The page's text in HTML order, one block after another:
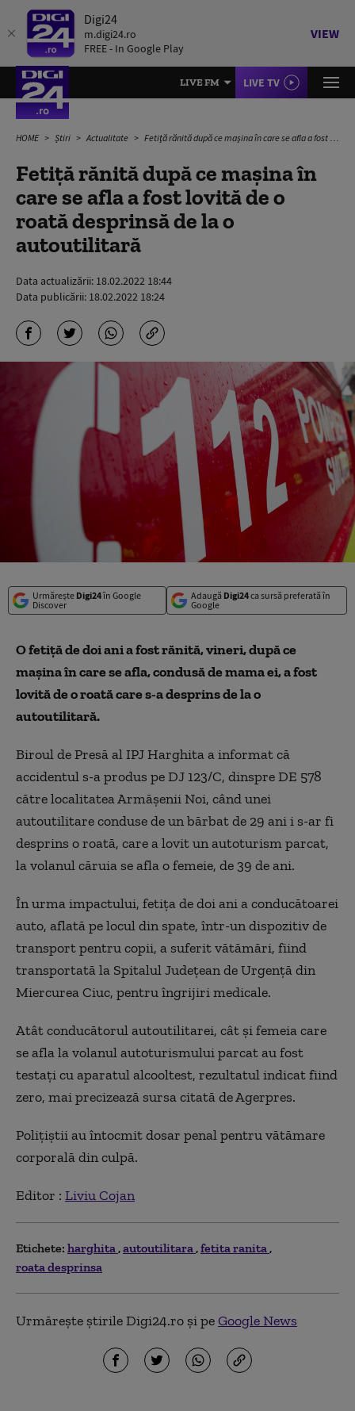
Digi24
m.digi24.ro
FREE - In Google Play
VIEW
LIVE FM LIVE TV
HOME Știri Actualitate Fetiţă rănită după ce maşina în care se afla a fost lovită de o roată desprinsă de la o autoutilitară
Fetiţă rănită după ce maşina în
care se afla a fost lovită de o
roată desprinsă de la o
autoutilitară
Data actualizării: 18.02.2022 18:44
Data publicării: 18.02.2022 18:24
Urmărește Digi24în Google
Discover
Adaugă Digi24ca sursă preferată în
Google
O fetiţă de doi ani a fost rănită, vineri, după ce
maşina în care se afla, condusă de mama ei, a fost
lovită de o roată care s-a desprins de la o
autoutilitară.
Biroul de Presă al IPJ Harghita a informat că
accidentul s-a produs pe DJ 123/C, dinspre DE 578
către localitatea Armăşenii Noi, când unei
autoutilitare conduse de un bărbat de 29 ani i s-ar fi
desprins o roată, care a lovit un autoturism parcat,
la volanul căruia se afla o femeie, de 39 de ani.
În urma impactului, fetiţa de doi ani a conducătoarei
auto, aflată pe locul din spate, într-un dispozitiv de
transport pentru copii, a suferit vătămări, fiind
transportată la Spitalul Judeţean de Urgenţă din
Miercurea Ciuc, pentru îngrijiri medicale.
Atât conducătorul autoutilitarei, cât şi femeia care
se afla la volanul autoturismului parcat au fost
testaţi cu aparatul alcooltest, rezultatul indicat fiind
zero, mai precizează sursa citată de Agerpres.
Poliţiştii au întocmit dosar penal pentru vătămare
corporală din culpă.
Editor : Liviu Cojan
Etichete: harghita autoutilitara fetita ranita
roata desprinsa
Urmărește știrile Digi24.ro și peGoogle News